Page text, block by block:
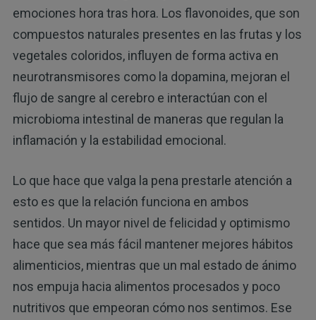
emociones hora tras hora. Los flavonoides, que son
compuestos naturales presentes en las frutas y los
vegetales coloridos, influyen de forma activa en
neurotransmisores como la dopamina, mejoran el
flujo de sangre al cerebro e interactúan con el
microbioma intestinal de maneras que regulan la
inflamación y la estabilidad emocional.
Lo que hace que valga la pena prestarle atención a
esto es que la relación funciona en ambos
sentidos. Un mayor nivel de felicidad y optimismo
hace que sea más fácil mantener mejores hábitos
alimenticios, mientras que un mal estado de ánimo
nos empuja hacia alimentos procesados y poco
nutritivos que empeoran cómo nos sentimos. Ese